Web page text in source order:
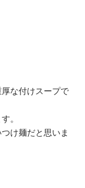
な付けスープで
。
け麺だと思いま